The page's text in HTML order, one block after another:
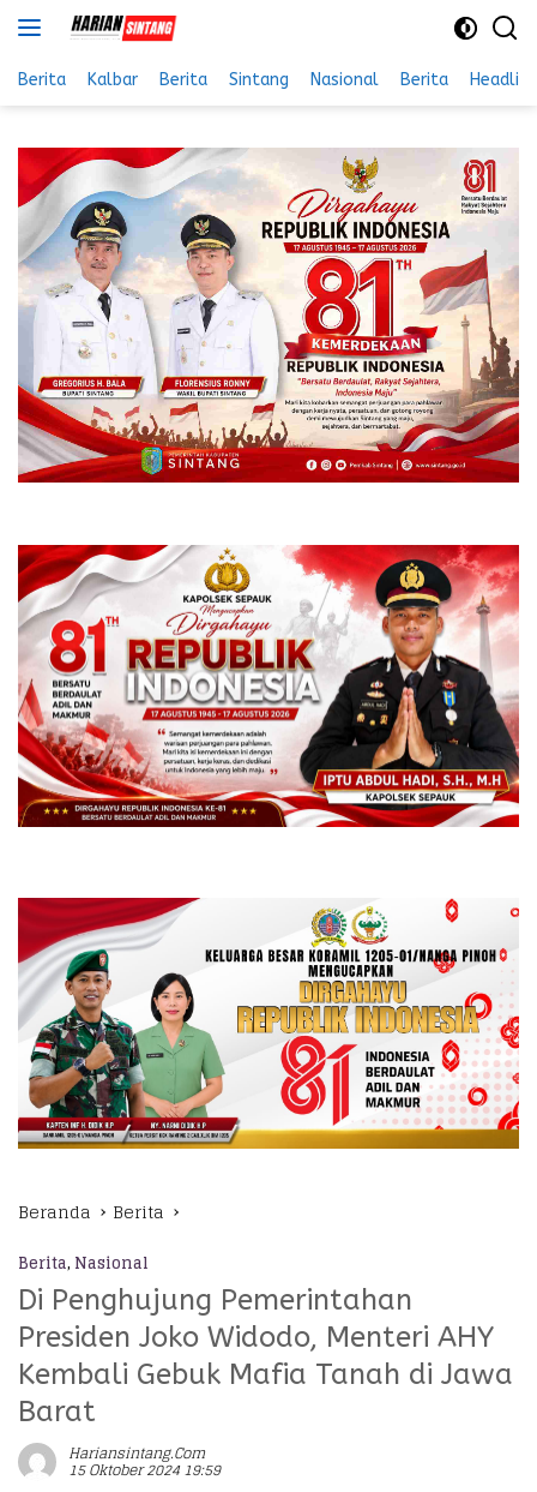
Langsung
ke
konten
Berita Kalbar Berita Sintang Nasional Berita Headline
Beranda Berita
Berita, Nasional
Di Penghujung Pemerintahan
Presiden Joko Widodo, Menteri AHY
Kembali Gebuk Mafia Tanah di Jawa
Barat
Hariansintang.com
15 Oktober 2024 19:59